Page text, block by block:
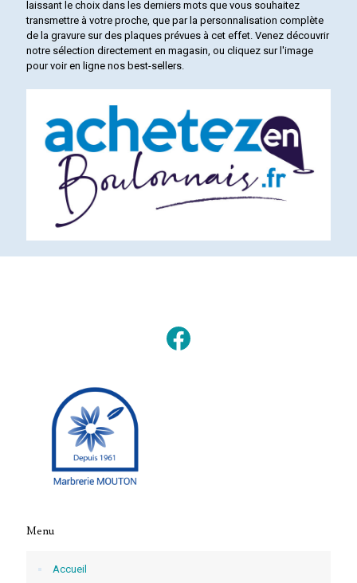
laissant le choix dans les derniers mots que vous souhaitez
transmettre à votre proche, que par la personnalisation complète
de la gravure sur des plaques prévues à cet effet. Venez découvrir
notre sélection directement en magasin, ou cliquez sur l'image
pour voir en ligne nos best-sellers.
Facebook
Menu
Accueil